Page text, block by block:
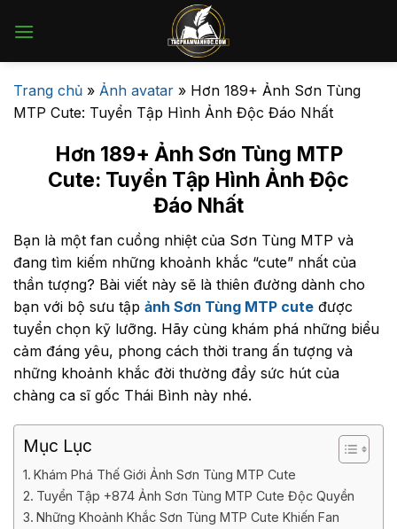
qua
Trang chủ » Ảnh avatar » Hơn 189+ Ảnh Sơn Tùng
MTP Cute: Tuyển Tập Hình Ảnh Độc Đáo Nhất
Hơn 189+ Ảnh Sơn Tùng MTP
Cute: Tuyển Tập Hình Ảnh Độc
Đáo Nhất
Bạn là một fan cuồng nhiệt của Sơn Tùng MTP và
đang tìm kiếm những khoảnh khắc “cute” nhất của
thần tượng? Bài viết này sẽ là thiên đường dành cho
bạn với bộ sưu tập ảnh Sơn Tùng MTP cute được
tuyển chọn kỹ lưỡng. Hãy cùng khám phá những biểu
cảm đáng yêu, phong cách thời trang ấn tượng và
những khoảnh khắc đời thường đầy sức hút của
chàng ca sĩ gốc Thái Bình này nhé.
Mục Lục
Khám Phá Thế Giới Ảnh Sơn Tùng MTP Cute
Tuyển Tập +874 Ảnh Sơn Tùng MTP Cute Độc Quyền
Những Khoảnh Khắc Sơn Tùng MTP Cute Khiến Fan